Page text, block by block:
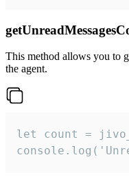
This method allows you to
the agent.
let count =